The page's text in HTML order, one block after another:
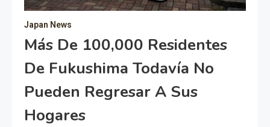
Japan News
Más De 100,000 Residentes
De Fukushima Todavía No
Pueden Regresar A Sus
Hogares